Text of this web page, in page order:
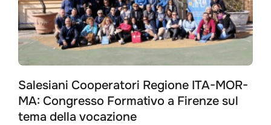
Salesiani Cooperatori Regione ITA-MOR-
MA: Congresso Formativo a Firenze sul
tema della vocazione